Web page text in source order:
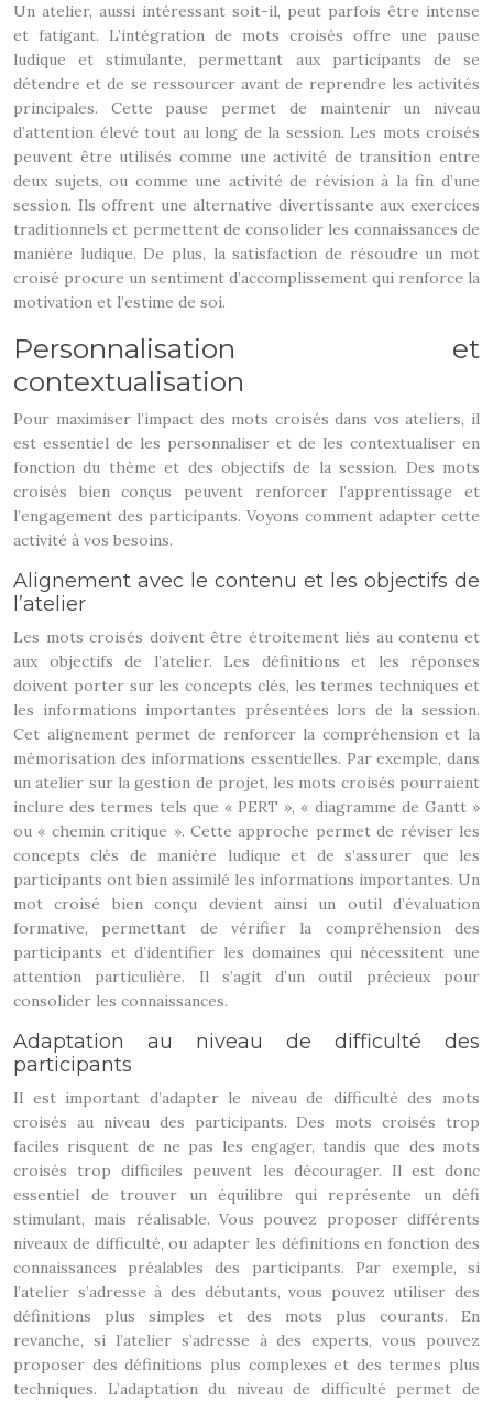
Un atelier, aussi intéressant soit-il, peut parfois être intense
et fatigant. L’intégration de mots croisés offre une pause
ludique et stimulante, permettant aux participants de se
détendre et de se ressourcer avant de reprendre les activités
principales. Cette pause permet de maintenir un niveau
d’attention élevé tout au long de la session. Les mots croisés
peuvent être utilisés comme une activité de transition entre
deux sujets, ou comme une activité de révision à la fin d’une
session. Ils offrent une alternative divertissante aux exercices
traditionnels et permettent de consolider les connaissances de
manière ludique. De plus, la satisfaction de résoudre un mot
croisé procure un sentiment d’accomplissement qui renforce la
motivation et l’estime de soi.
Personnalisation et
contextualisation
Pour maximiser l’impact des mots croisés dans vos ateliers, il
est essentiel de les personnaliser et de les contextualiser en
fonction du thème et des objectifs de la session. Des mots
croisés bien conçus peuvent renforcer l’apprentissage et
l’engagement des participants. Voyons comment adapter cette
activité à vos besoins.
Alignement avec le contenu et les objectifs de
l’atelier
Les mots croisés doivent être étroitement liés au contenu et
aux objectifs de l’atelier. Les définitions et les réponses
doivent porter sur les concepts clés, les termes techniques et
les informations importantes présentées lors de la session.
Cet alignement permet de renforcer la compréhension et la
mémorisation des informations essentielles. Par exemple, dans
un atelier sur la gestion de projet, les mots croisés pourraient
inclure des termes tels que « PERT », « diagramme de Gantt »
ou « chemin critique ». Cette approche permet de réviser les
concepts clés de manière ludique et de s’assurer que les
participants ont bien assimilé les informations importantes. Un
mot croisé bien conçu devient ainsi un outil d’évaluation
formative, permettant de vérifier la compréhension des
participants et d’identifier les domaines qui nécessitent une
attention particulière. Il s’agit d’un outil précieux pour
consolider les connaissances.
Adaptation au niveau de difficulté des
participants
Il est important d’adapter le niveau de difficulté des mots
croisés au niveau des participants. Des mots croisés trop
faciles risquent de ne pas les engager, tandis que des mots
croisés trop difficiles peuvent les décourager. Il est donc
essentiel de trouver un équilibre qui représente un défi
stimulant, mais réalisable. Vous pouvez proposer différents
niveaux de difficulté, ou adapter les définitions en fonction des
connaissances préalables des participants. Par exemple, si
l’atelier s’adresse à des débutants, vous pouvez utiliser des
définitions plus simples et des mots plus courants. En
revanche, si l’atelier s’adresse à des experts, vous pouvez
proposer des définitions plus complexes et des termes plus
techniques. L’adaptation du niveau de difficulté permet de